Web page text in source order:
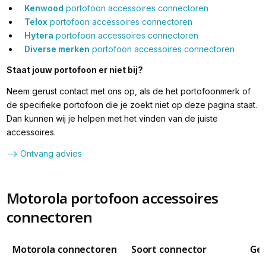
Kenwood portofoon accessoires connectoren
Telox portofoon accessoires connectoren
Hytera portofoon accessoires connectoren
Diverse merken portofoon accessoires connectoren
Staat jouw portofoon er niet bij?
Neem gerust contact met ons op, als de het portofoonmerk of
de specifieke portofoon die je zoekt niet op deze pagina staat.
Dan kunnen wij je helpen met het vinden van de juiste
accessoires.
--> Ontvang advies
Motorola portofoon accessoires
connectoren
Motorola connectoren Soort connector